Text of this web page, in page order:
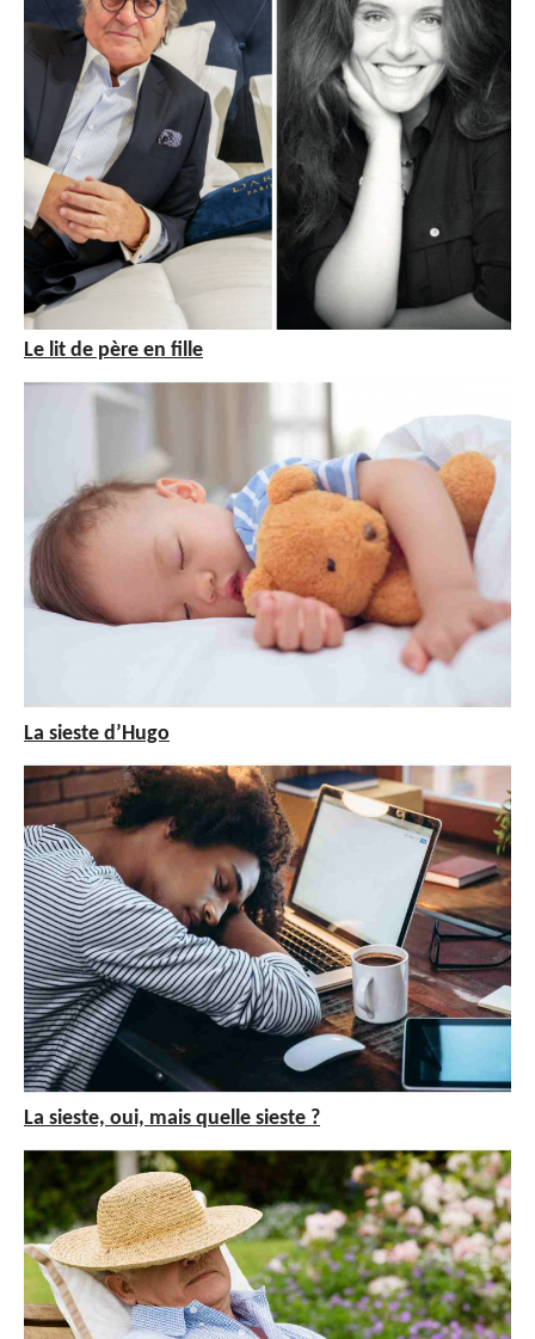
Le lit de père en fille
La sieste d’Hugo
La sieste, oui, mais quelle sieste ?